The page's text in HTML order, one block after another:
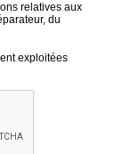
relatives aux
du
exploitées